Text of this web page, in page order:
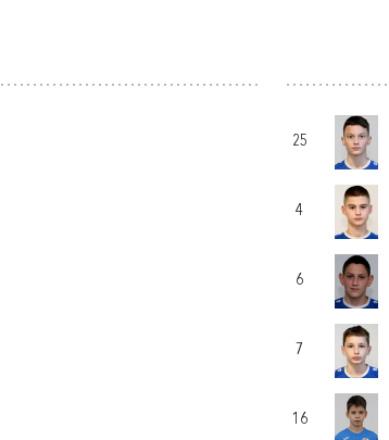
25
4
6
7
16